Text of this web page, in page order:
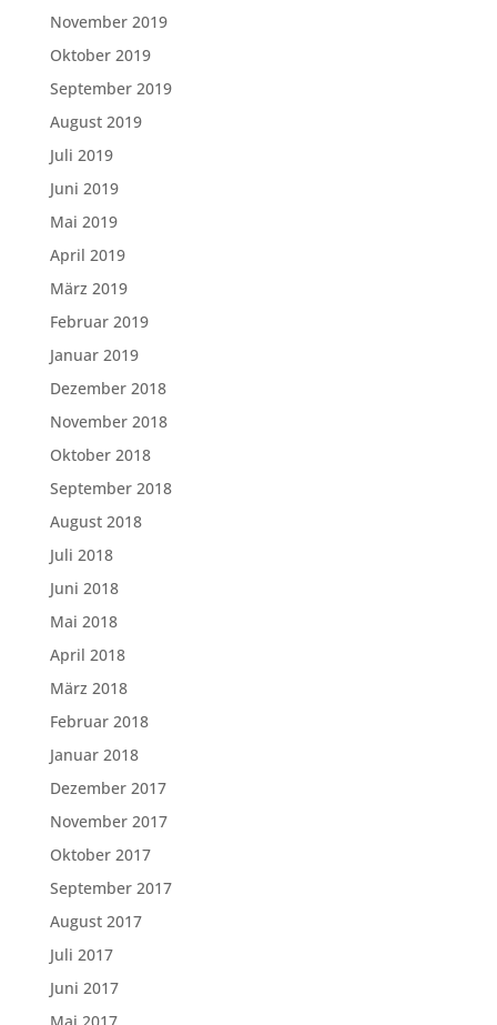
November 2019
Oktober 2019
September 2019
August 2019
Juli 2019
Juni 2019
Mai 2019
April 2019
März 2019
Februar 2019
Januar 2019
Dezember 2018
November 2018
Oktober 2018
September 2018
August 2018
Juli 2018
Juni 2018
Mai 2018
April 2018
März 2018
Februar 2018
Januar 2018
Dezember 2017
November 2017
Oktober 2017
September 2017
August 2017
Juli 2017
Juni 2017